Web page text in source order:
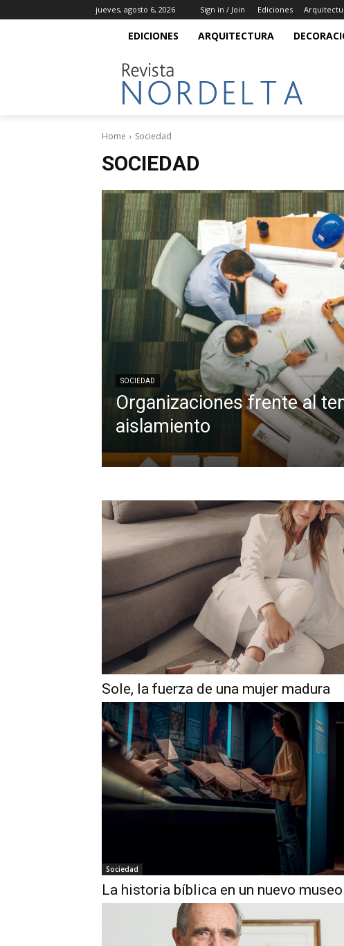
jueves, agosto 6, 2026 Sign in / Join Ediciones
EDICIONES ARQUITECTURA
Home Sociedad
SOCIEDAD
SOCIEDAD
Organizaciones frente al
aislamiento
Sole, la fuerza de una mujer madura
Sociedad
La historia bíblica en un nuevo museo